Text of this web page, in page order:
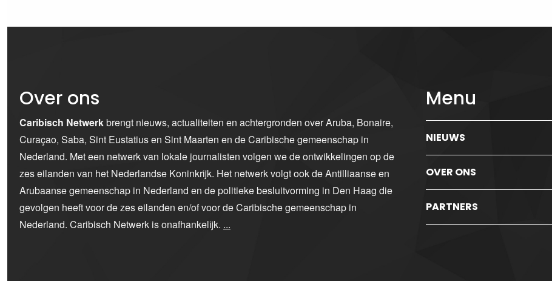
Over ons
Caribisch Netwerkbrengt nieuws, actualiteiten en achtergronden over Aruba, Bonaire,
Curaçao, Saba, Sint Eustatius en Sint Maarten en de Caribische gemeenschap in
Nederland. Met een netwerk van lokale journalisten volgen we de ontwikkelingen op de
zes eilanden van het Nederlandse Koninkrijk. Het netwerk volgt ook de Antilliaanse en
Arubaanse gemeenschap in Nederland en de politieke besluitvorming in Den Haag die
gevolgen heeft voor de zes eilanden en/of voor de Caribische gemeenschap in
Nederland. Caribisch Netwerk is onafhankelijk. ...
Menu
NIEUWS
OVER ONS
PARTNERS